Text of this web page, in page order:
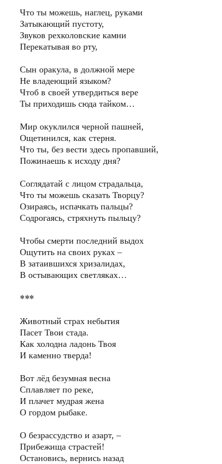
Что ты можешь, наглец, руками
Затыкающий пустоту,
Звуков рехколовские камни
Перекатывая во рту,
Сын оракула, в должной мере
Не владеющий языком?
Чтоб в своей утвердиться вере
Ты приходишь сюда тайком…
Мир окуклился черной пашней,
Ощетинился, как стерня.
Что ты, без вести здесь пропавший,
Пожинаешь к исходу дня?
Соглядатай с лицом страдальца,
Что ты можешь сказать Творцу?
Озираясь, испачкать пальцы?
Содрогаясь, стряхнуть пыльцу?
Чтобы смерти последний выдох
Ощутить на своих руках –
В затаившихся хризалидах,
В остывающих светляках…
***
Животный страх небытия
Пасет Твои стада.
Как холодна ладонь Твоя
И каменно тверда!
Вот лёд безумная весна
Сплавляет по реке,
И плачет мудрая жена
О гордом рыбаке.
О безрассудство и азарт, –
Прибежища страстей!
Остановись, вернись назад